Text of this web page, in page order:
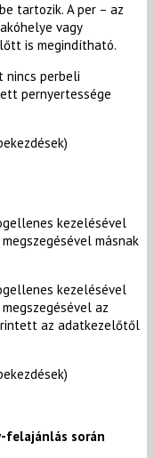
tartozik. A per – az
vagy
is megindítható.
nincs perbeli
pernyertessége
kezelésével
másnak
kezelésével
az
az adatkezelőtől
felajánlás során